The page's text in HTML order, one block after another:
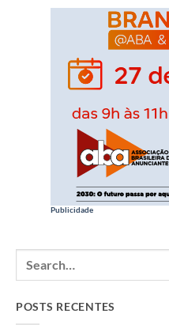
Publicidade
POSTS RECENTES